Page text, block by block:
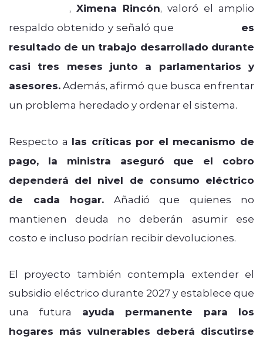
, Ximena Rincón, valoró el amplio
respaldo obtenido y señaló que
es
resultado de un trabajo desarrollado durante
casi tres meses junto a parlamentarios y
asesores.Además, afirmó que busca enfrentar
un problema heredado y ordenar el sistema.
Respecto a las críticas por el mecanismo de
pago, la ministra aseguró que el cobro
dependerá del nivel de consumo eléctrico
de cada hogar. Añadió que quienes no
mantienen deuda no deberán asumir ese
costo e incluso podrían recibir devoluciones.
El proyecto también contempla extender el
subsidio eléctrico durante 2027 y establece que
una futura ayuda permanente para los
hogares más vulnerables deberá discutirse